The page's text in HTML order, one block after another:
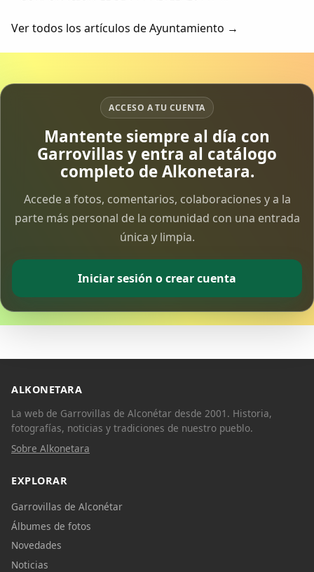
Ver todos los artículos de Ayuntamiento →
ACCESO A TU CUENTA
Mantente siempre al día con
Garrovillas y entra al catálogo
completo de Alkonetara.
Accede a fotos, comentarios, colaboraciones y a la
parte más personal de la comunidad con una entrada
única y limpia.
Iniciar sesión o crear cuenta
ALKONETARA
La web de Garrovillas de Alconétar desde 2001. Historia,
fotografías, noticias y tradiciones de nuestro pueblo.
Sobre Alkonetara
EXPLORAR
Garrovillas de Alconétar
Álbumes de fotos
Novedades
Noticias